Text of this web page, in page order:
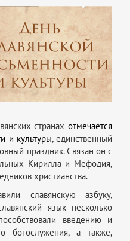
странах отмечается
и культуры, единственный
праздник. Связан он с
Кирилла и Мефодия,
христианства.
славянскую азбуку,
язык несколько
введению и
богослужения, а также,